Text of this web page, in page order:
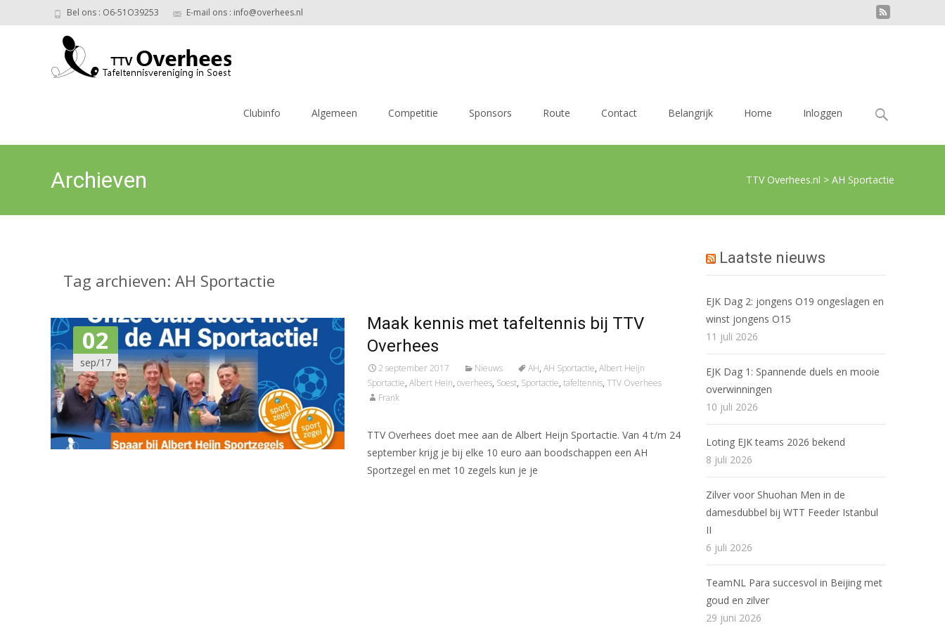
Bel ons : O6-51O39253 E-mail ons : info@overhees.nl
naar
inhoud
Clubinfo Algemeen Competitie Sponsors Route Contact Belangrijk Home Inloggen
Zoek
naar:
Archieven TTV Overhees.nl > AH Sportactie
Tag archieven: AH Sportactie
02
sep/17
Maak kennis met tafeltennis bij TTV
Overhees
2 september 2017 Nieuws AH, AH Sportactie, Albert Heijn
Sportactie, Albert Hein, overhees, Soest, Sportactie, tafeltennis, TTV Overhees
Frank
TTV Overhees doet mee aan de Albert Heijn Sportactie. Van 4 t/m 24
september krijg je bij elke 10 euro aan boodschappen een AH
Sportzegel en met 10 zegels kun je je
Laatste nieuws
EJK Dag 2: jongens O19 ongeslagen en
winst jongens O15
11 juli 2026
EJK Dag 1: Spannende duels en mooie
overwinningen
10 juli 2026
Loting EJK teams 2026 bekend
8 juli 2026
Zilver voor Shuohan Men in de
damesdubbel bij WTT Feeder Istanbul
II
6 juli 2026
TeamNL Para succesvol in Beijing met
goud en zilver
29 juni 2026